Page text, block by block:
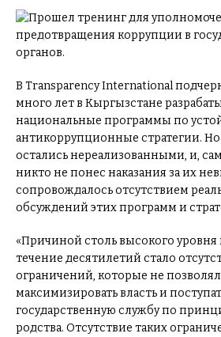
В Transparency International
много лет в Кыргызстане
национальные программы по
антикоррупционные стратегии.
остались нереализованными, и,
никто не понес наказания за их
сопровождалось отсутствием
обсуждений этих программ и
«Причиной столь высокого уровня
течение десятилетий стало
ограничений, которые не
максимизировать власть и
государственную службу по
родства. Отсутствие таких